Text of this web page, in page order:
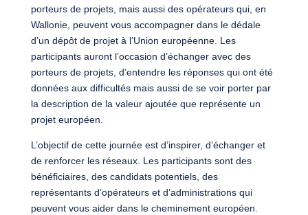
porteurs de projets, mais aussi des opérateurs qui, en
Wallonie, peuvent vous accompagner dans le dédale
d’un dépôt de projet à l’Union européenne. Les
participants auront l’occasion d’échanger avec des
porteurs de projets, d’entendre les réponses qui ont été
données aux difficultés mais aussi de se voir porter par
la description de la valeur ajoutée que représente un
projet européen.
L’objectif de cette journée est d’inspirer, d’échanger et
de renforcer les réseaux. Les participants sont des
bénéficiaires, des candidats potentiels, des
représentants d’opérateurs et d’administrations qui
peuvent vous aider dans le cheminement européen.